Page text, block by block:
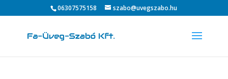
06307575158 szabo@uvegszabo.hu